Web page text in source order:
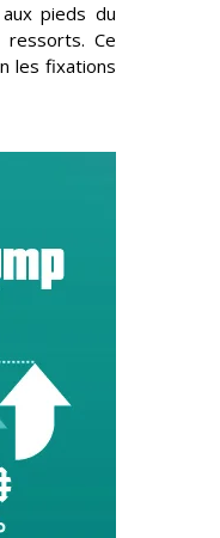
pieds du
Ce
les fixations